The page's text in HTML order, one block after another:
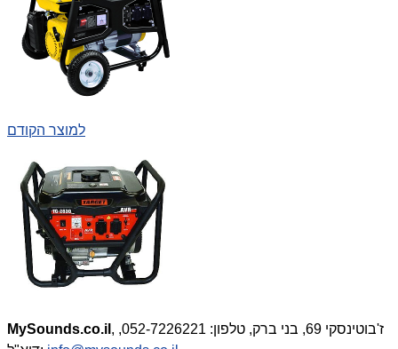
למוצר הקודם
MySounds.co.il , ז'בוטינסקי 69, בני ברק, טלפון: 052-7226221,